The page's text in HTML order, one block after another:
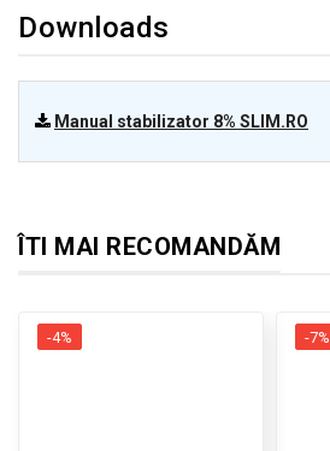
Downloads
Manual stabilizator 8% SLIM.RO
ÎTI MAI RECOMANDĂM
-4% -7%